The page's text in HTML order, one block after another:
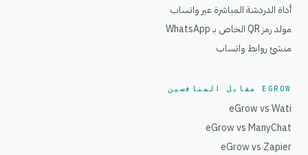
أداة الدردشة المباشرة عبر واتساب
مولد رمز QR الخاص بـ WhatsApp
منشئ روابط واتساب
EGROW مقابل المنافسين
eGrow vs Wati
eGrow vs ManyChat
eGrow vs Zapier